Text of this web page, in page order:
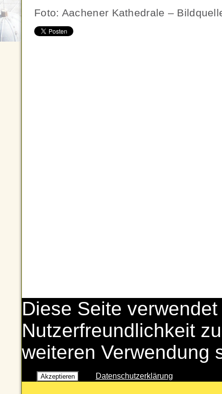
Foto: Aachener Kathedrale –
Diese Seite
Nutzerfreundlichkeit
weiteren Verwendung
Akzeptieren Datenschutzerklärung